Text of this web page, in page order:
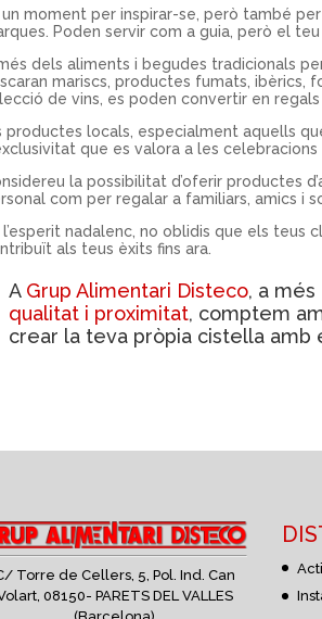
un moment per inspirar-se, però també
Poden servir com a guia, però el
dels aliments i begudes tradicionals
mariscs, productes fumats, ibèrics,
de vins, es poden convertir en
productes locals, especialment aquells
que es valora a les
la possibilitat d’oferir productes
com per regalar a familiars, amics i
l’esperit nadalenc, no oblidis que els
als teus èxits fins ara.
A Grup Alimentari Disteco, a
qualitat i proximitat, comptem
crear la teva pròpia cistella amb
Torre de Cellers, 5, Pol. Ind. Can
08150- PARETS DEL VALLES